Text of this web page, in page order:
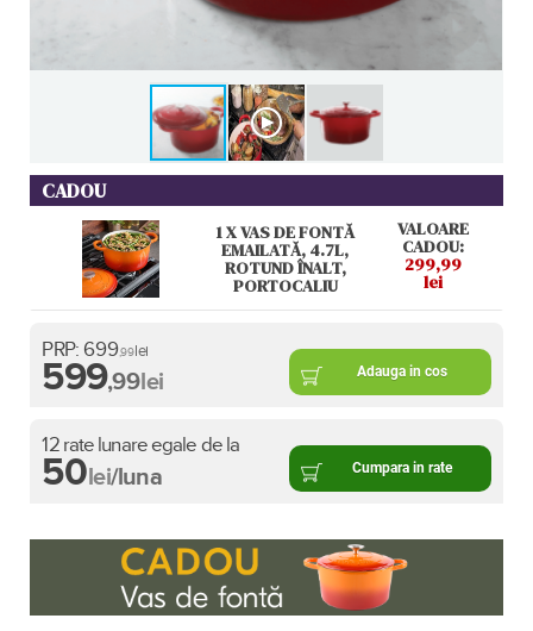
CADOU
1 X VAS DE FONTĂ
EMAILATĂ, 4.7L,
ROTUND ÎNALT,
PORTOCALIU
VALOARE
CADOU:
299,99
lei
PRP:699,99lei
599,99lei Adauga in cos
12 rate lunare egale de la
50lei/luna Cumpara in rate